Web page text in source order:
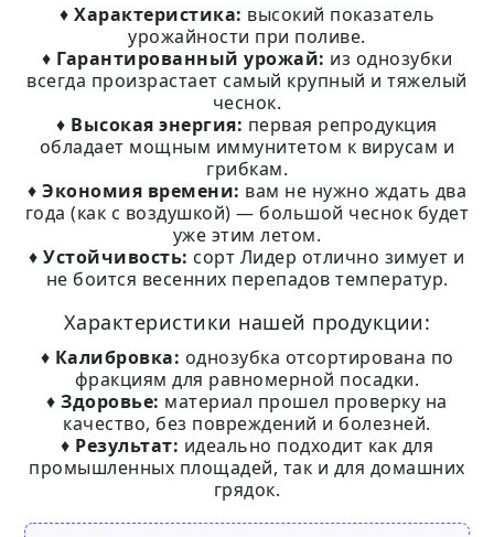
♦ Характеристика: высокий показатель
урожайности при поливе.
♦ Гарантированный урожай: из однозубки
всегда произрастает самый крупный и тяжелый
чеснок.
♦ Высокая энергия: первая репродукция
обладает мощным иммунитетом к вирусам и
грибкам.
♦ Экономия времени: вам не нужно ждать два
года (как с воздушкой) — большой чеснок будет
уже этим летом.
♦Устойчивость: сорт Лидер отлично зимует и
не боится весенних перепадов температур.
Характеристики нашей продукции:
♦ Калибровка: однозубка отсортирована по
фракциям для равномерной посадки.
♦Здоровье: материал прошел проверку на
качество, без повреждений и болезней.
♦ Результат: идеально подходит как для
промышленных площадей, так и для домашних
грядок.